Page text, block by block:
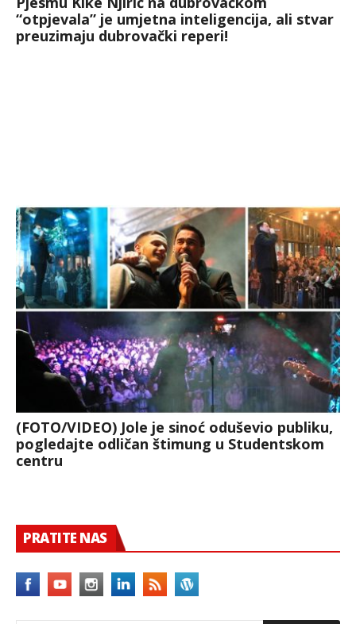
“otpjevala” je umjetna inteligencija, ali stvar
preuzimaju dubrovački reperi!
(FOTO/VIDEO) Jole je sinoć oduševio publiku,
pogledajte odličan štimung u Studentskom
centru
PRATITE NAS